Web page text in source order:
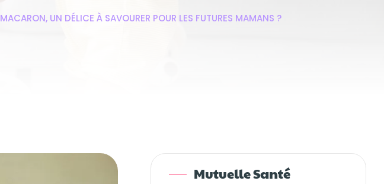
UN DÉLICE À SAVOURER POUR LES FUTURES MAMANS ?
Mutuelle Santé